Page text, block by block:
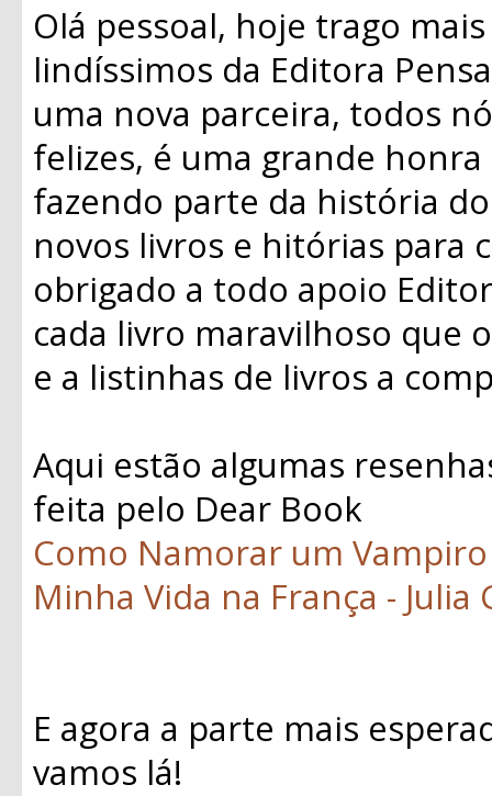
Olá pessoal, hoje trago
lindíssimos da Editora
uma nova parceira, todos
felizes, é uma grande
fazendo parte da história
novos livros e hitórias para
obrigado a todo apoio
cada livro maravilhoso que
e a listinhas de livros a
Aqui estão algumas
feita pelo Dear Book
Como Namorar um
Minha Vida na França - Julia
E agora a parte mais
vamos lá!